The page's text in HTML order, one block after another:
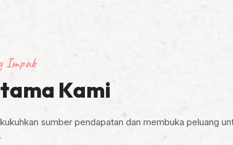
Impak
Kami
sumber pendapatan dan membuka peluang